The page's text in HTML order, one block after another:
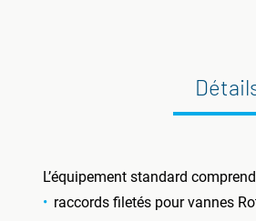
L’équipement standard
raccords filetés pour vannes